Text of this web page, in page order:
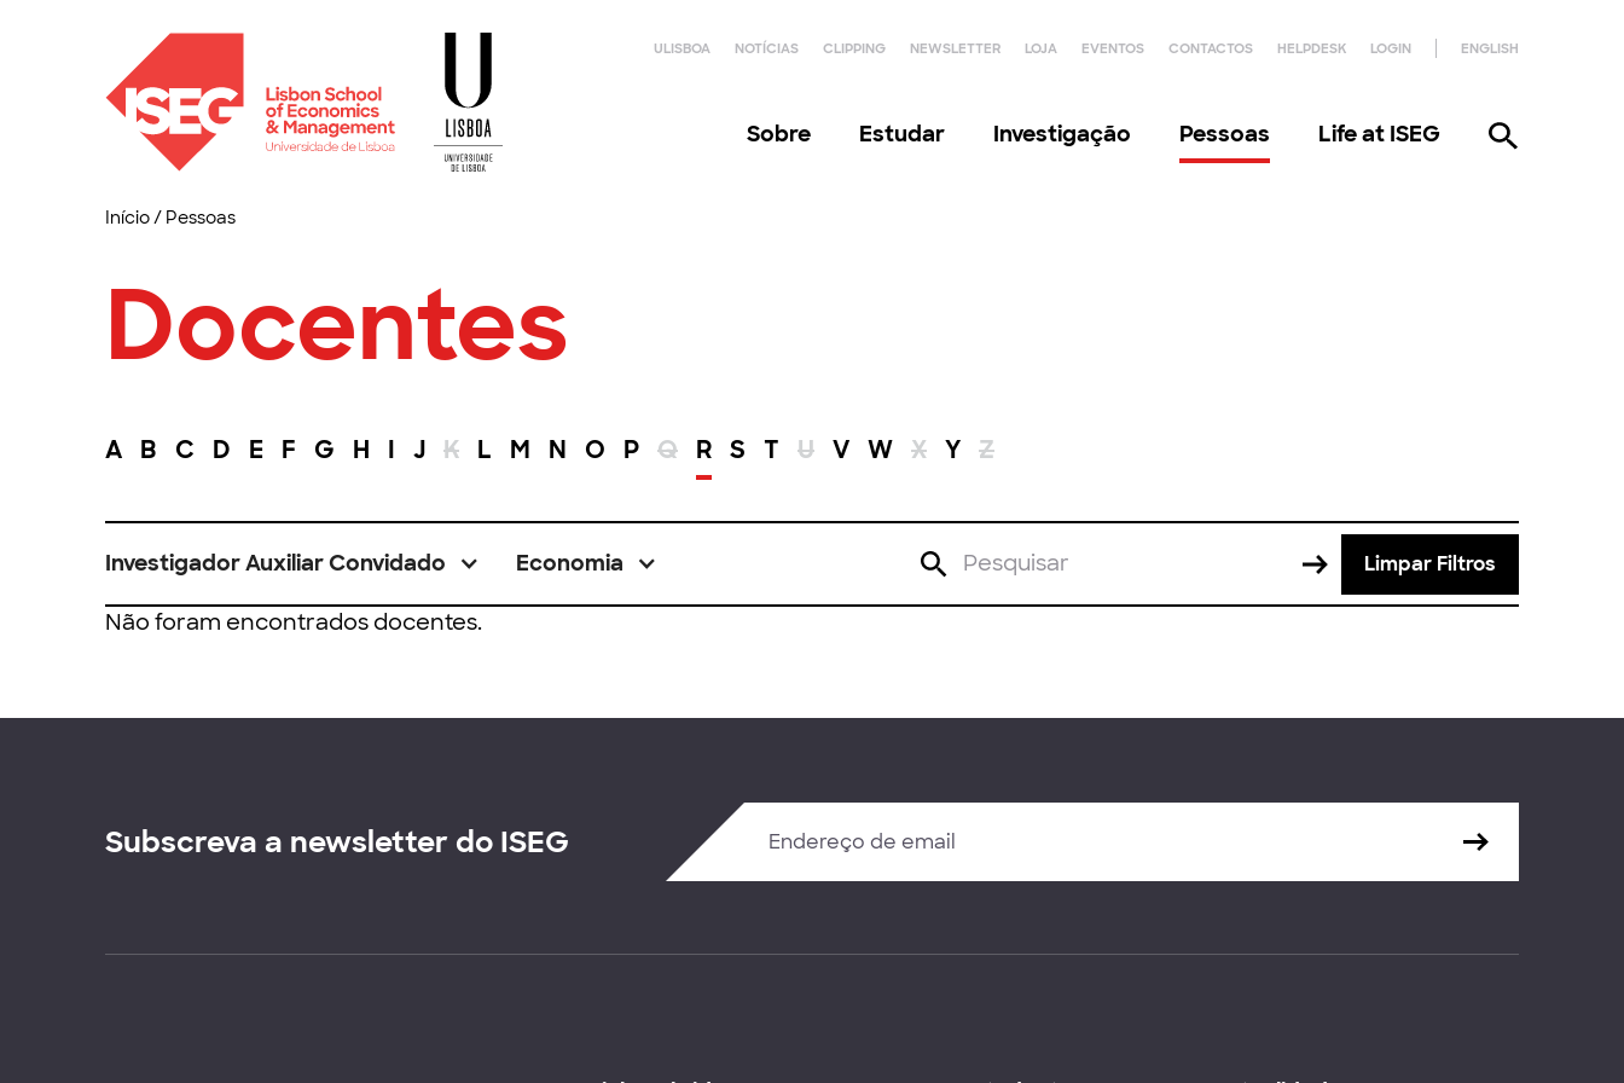
ULISBOA NOTÍCIAS CLIPPING NEWSLETTER LOJA EVENTOS CONTACTOS HELPDESK LOGIN ENGLISH
Sobre Estudar Investigação Pessoas Life at ISEG
Início/ Pessoas
Docentes
A B C D E F G H I J K L M N O P Q R S T U V W X Y Z
Investigador Auxiliar Convidado Economia Limpar Filtros
Não foram encontrados docentes.
Subscreva a newsletter do ISEG